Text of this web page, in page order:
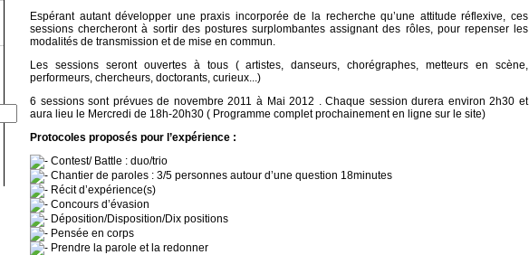
Espérant autant développer une praxis incorporée de la recherche qu’une attitude réflexive, ces
sessions chercheront à sortir des postures surplombantes assignant des rôles, pour repenser les
modalités de transmission et de mise en commun.
Les sessions seront ouvertes à tous ( artistes, danseurs, chorégraphes, metteurs en scène,
performeurs, chercheurs, doctorants, curieux...)
6 sessions sont prévues de novembre 2011 à Mai 2012 . Chaque session durera environ 2h30 et
aura lieu le Mercredi de 18h-20h30 ( Programme complet prochainement en ligne sur le site)
Protocoles proposés pour l’expérience :
Contest/ Battle : duo/trio
Chantier de paroles : 3/5 personnes autour d’une question 18minutes
Récit d’expérience(s)
Concours d’évasion
Déposition/Disposition/Dix positions
Pensée en corps
Prendre la parole et la redonner